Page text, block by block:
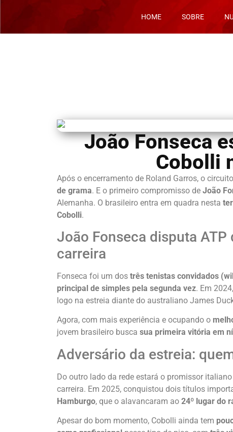
HOME SOBRE
João Fonseca
Cobolli
Após o encerramento de Roland Garros, o
de grama. E o primeiro compromisso de João
Alemanha. O brasileiro entra em quadra nesta
Cobolli.
João Fonseca disputa ATP
carreira
Fonseca foi um dos três tenistas convidados
principal de simples pela segunda vez. Em
logo na estreia diante do australiano James
Agora, com mais experiência e ocupando o
jovem brasileiro busca sua primeira vitória em
Adversário da estreia:
Do outro lado da rede estará o promissor italiano
carreira. Em 2025, conquistou dois títulos
Hamburgo, que o alavancaram ao 24º lugar do
Apesar do bom momento, Cobolli ainda tem